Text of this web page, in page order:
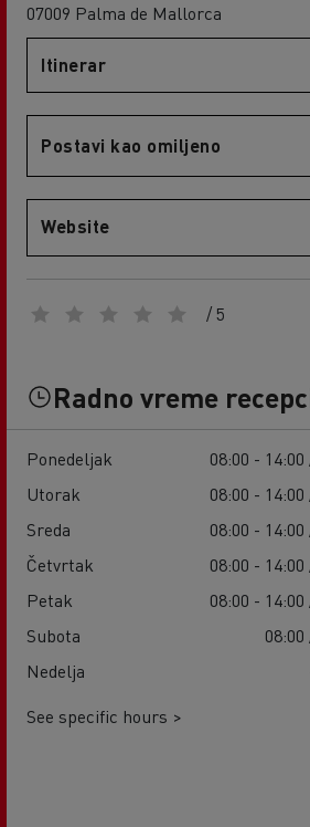
07009 Palma de Mallorca
Itinerar
Postavi kao omiljeno
Website
/ 5
Radno vreme
Ponedeljak
08:00 -
Utorak
08:00 -
Sreda
08:00 -
Četvrtak
08:00 -
Petak
08:00 -
Subota
Nedelja
See specific hours >